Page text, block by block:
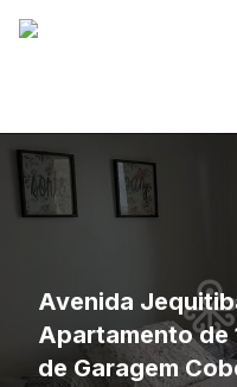
Avenida
Apartamento de
de Garagem